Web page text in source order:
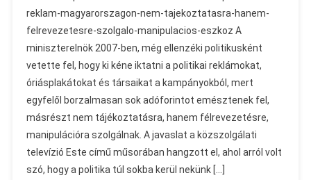
reklam-magyarorszagon-nem-tajekoztatasra-hanem-
felrevezetesre-szolgalo-manipulacios-eszkoz A
miniszterelnök 2007-ben, még ellenzéki politikusként
vetette fel, hogy ki kéne iktatni a politikai reklámokat,
óriásplakátokat és társaikat a kampányokból, mert
egyfelől borzalmasan sok adóforintot emésztenek fel,
másrészt nem tájékoztatásra, hanem félrevezetésre,
manipulációra szolgálnak. A javaslat a közszolgálati
televízió Este című műsorában hangzott el, ahol arról volt
szó, hogy a politika túl sokba kerül nekünk […]